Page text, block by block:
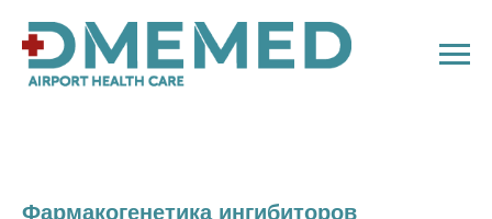
Фармакогенетика ингибиторов